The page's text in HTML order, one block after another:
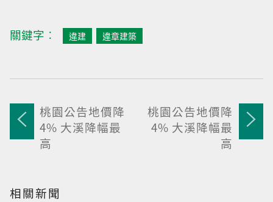
關鍵字︰ 違建 違章建築
桃園公告地價降
4% 大溪降幅最
高
桃園公告地價降
4% 大溪降幅最
高
相關新聞